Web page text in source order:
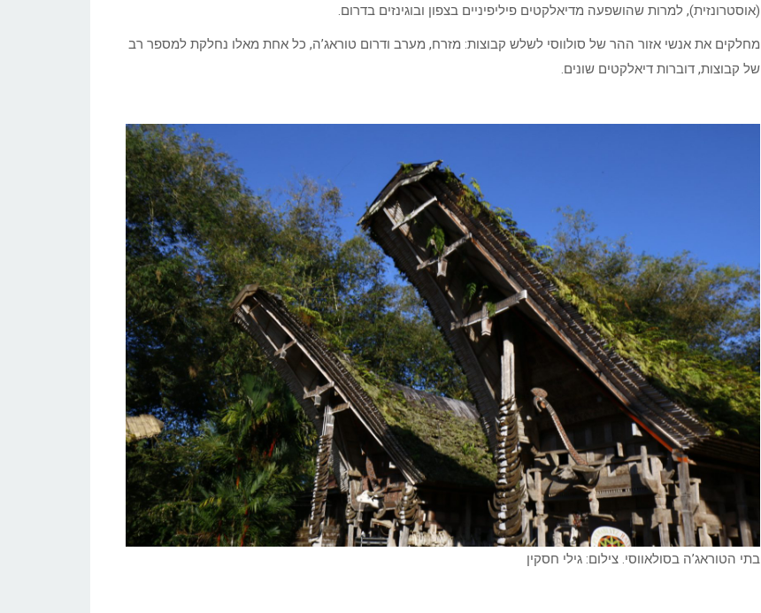
(אוסטרונזית), למרות שהושפעה מדיאלקטים פיליפיניים בצפון ובוגינזים בדרום.
מחלקים את אנשי אזור ההר של סולווסי לשלש קבוצות: מזרח, מערב ודרום טוראג’ה, כל אחת מאלו נחלקת למספר רב
של קבוצות, דוברות דיאלקטים שונים.
בתי הטוראג’ה בסולאווסי. צילום: גילי חסקין